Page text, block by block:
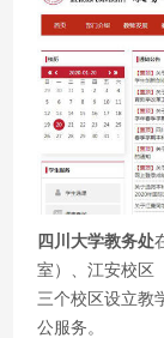
四川大学教务处
室）、江安校区
三个校区设立教
公服务。